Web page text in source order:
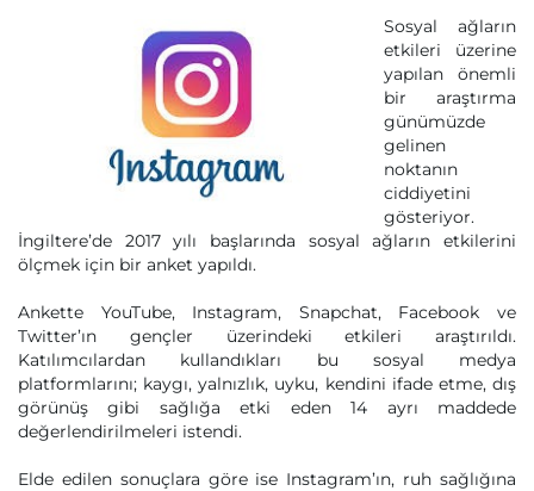
Sosyal ağların
etkileri üzerine
yapılan önemli
bir araştırma
günümüzde
gelinen
noktanın
ciddiyetini
gösteriyor.
İngiltere’de 2017 yılı başlarında sosyal ağların etkilerini
ölçmek için bir anket yapıldı.
Ankette YouTube, Instagram, Snapchat, Facebook ve
Twitter’ın gençler üzerindeki etkileri araştırıldı.
Katılımcılardan kullandıkları bu sosyal medya
platformlarını; kaygı, yalnızlık, uyku, kendini ifade etme, dış
görünüş gibi sağlığa etki eden 14 ayrı maddede
değerlendirilmeleri istendi.
Elde edilen sonuçlara göre ise Instagram’ın, ruh sağlığına